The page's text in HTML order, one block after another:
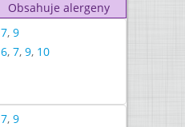
Obsahuje alergeny
7, 9
6, 7, 9, 10
7, 9